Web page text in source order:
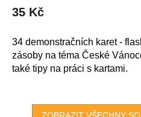
35 Kč
34 demonstračních karet -
zásoby na téma České
také tipy na práci s kartami.